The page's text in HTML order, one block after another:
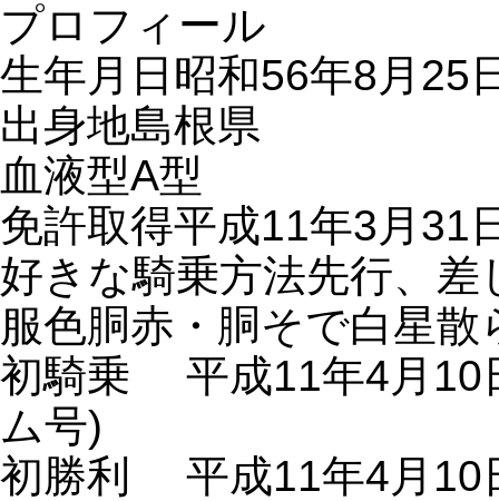
プロフィール
生年月日昭和56年8月
出身地島根県
血液型A型
免許取得平成11年3月31
好きな騎乗方法先行、差
服色胴赤・胴そで白星散
初騎乗 平成11年4月10
ム号)
初勝利 平成11年4月10